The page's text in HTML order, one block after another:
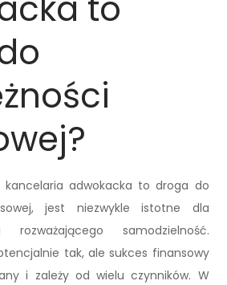
kancelaria adwokacka to droga do
jest niezwykle istotne dla
rozważającego samodzielność.
tak, ale sukces finansowy
i zależy od wielu czynników. W